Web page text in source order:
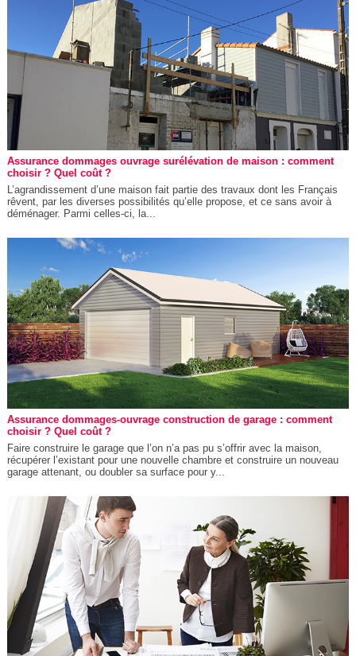
Assurance dommages ouvrage surélévation de maison : comment
choisir ? Quel coût ?
L’agrandissement d’une maison fait partie des travaux dont les Français
rêvent, par les diverses possibilités qu’elle propose, et ce sans avoir à
déménager. Parmi celles-ci, la...
Assurance dommages-ouvrage construction de garage : comment
choisir ? Quel coût ?
Faire construire le garage que l’on n’a pas pu s’offrir avec la maison,
récupérer l’existant pour une nouvelle chambre et construire un nouveau
garage attenant, ou doubler sa surface pour y...